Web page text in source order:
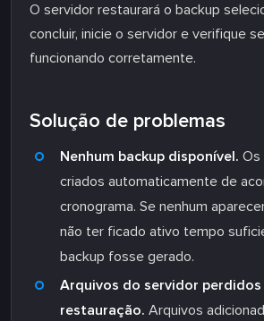
O servidor restaurará o backup
concluir, inicie o servidor e verifique
funcionando corretamente.
Solução de problemas
Nenhum backup disponível. Os
criados automaticamente de
cronograma. Se nenhum
não ter ficado ativo tempo
backup fosse gerado.
Arquivos do servidor perdidos
restauração. Arquivos